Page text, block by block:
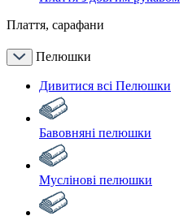
Плаття, сарафани
Пелюшки
Дивитися всі Пелюшки
Бавовняні пелюшки
Муслінові пелюшки